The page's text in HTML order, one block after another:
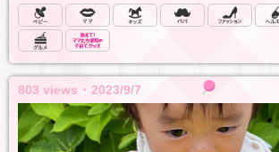
803 views ･ 2023/9/7